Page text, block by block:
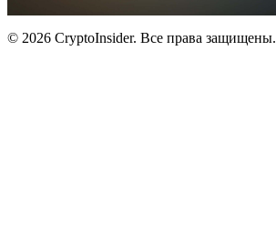
© 2026 CryptoInsider. Все права защищены.